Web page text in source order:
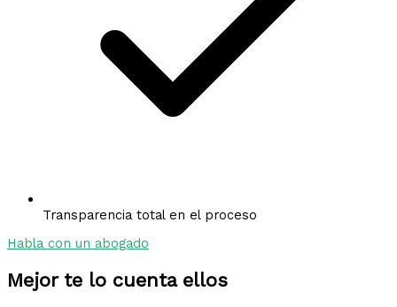
Transparencia total en el proceso
Habla con un abogado
Mejor te lo cuenta ellos